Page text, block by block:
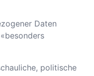
Daten
politische